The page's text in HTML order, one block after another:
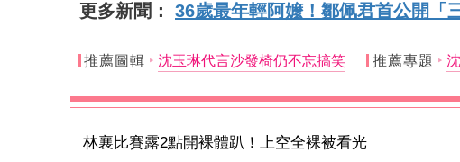
更多新聞： 36歲最年輕阿嬤！鄒佩君首公開
推薦圖輯 沈玉琳代言沙發椅仍不忘搞笑 推薦專題
林襄比賽露2點開裸體趴！上空全裸被看光